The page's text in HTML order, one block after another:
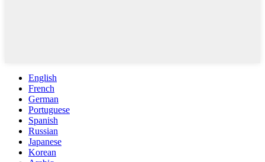
English
French
German
Portuguese
Spanish
Russian
Japanese
Korean